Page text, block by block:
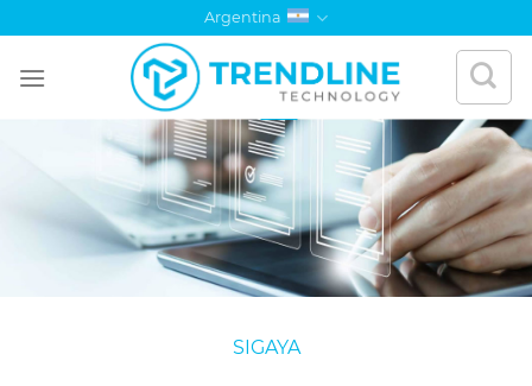
al
contenido
Argentina
SIGAYA